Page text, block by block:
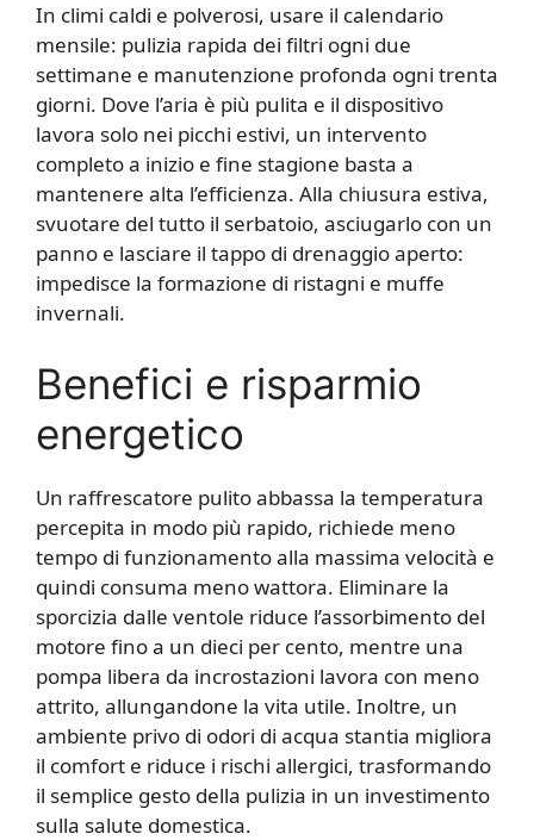
In climi caldi e polverosi, usare il calendario
mensile: pulizia rapida dei filtri ogni due
settimane e manutenzione profonda ogni trenta
giorni. Dove l’aria è più pulita e il dispositivo
lavora solo nei picchi estivi, un intervento
completo a inizio e fine stagione basta a
mantenere alta l’efficienza. Alla chiusura estiva,
svuotare del tutto il serbatoio, asciugarlo con un
panno e lasciare il tappo di drenaggio aperto:
impedisce la formazione di ristagni e muffe
invernali.
Benefici e risparmio
energetico
Un raffrescatore pulito abbassa la temperatura
percepita in modo più rapido, richiede meno
tempo di funzionamento alla massima velocità e
quindi consuma meno wattora. Eliminare la
sporcizia dalle ventole riduce l’assorbimento del
motore fino a un dieci per cento, mentre una
pompa libera da incrostazioni lavora con meno
attrito, allungandone la vita utile. Inoltre, un
ambiente privo di odori di acqua stantia migliora
il comfort e riduce i rischi allergici, trasformando
il semplice gesto della pulizia in un investimento
sulla salute domestica.